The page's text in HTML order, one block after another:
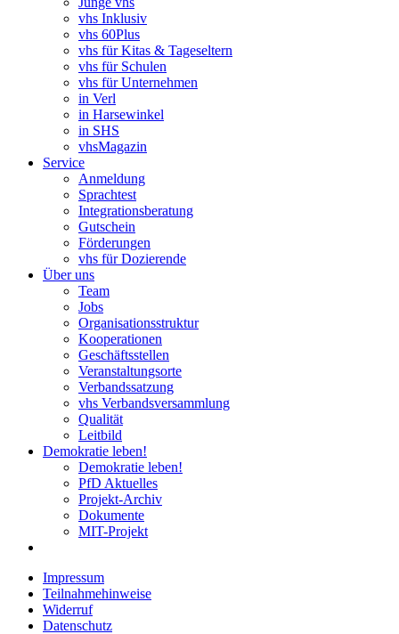
vhs Inklusiv
vhs 60Plus
vhs für Kitas & Tageseltern
vhs für Schulen
vhs für Unternehmen
in Verl
in Harsewinkel
in SHS
vhsMagazin
Service
Anmeldung
Sprachtest
Integrationsberatung
Gutschein
Förderungen
vhs für Dozierende
Über uns
Team
Jobs
Organisationsstruktur
Kooperationen
Geschäftsstellen
Veranstaltungsorte
Verbandssatzung
vhs Verbandsversammlung
Qualität
Leitbild
Demokratie leben!
Demokratie leben!
PfD Aktuelles
Projekt-Archiv
Dokumente
MIT-Projekt
Impressum
Teilnahmehinweise
Widerruf
Datenschutz